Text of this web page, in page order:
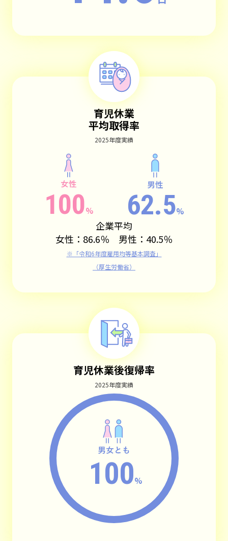
育児休業
平均取得率
2025年度実績
100% 62.5%
企業平均
女性：86.6％ 男性：40.5％
※「令和6年度雇用均等基本調査」
（厚生労働省）
育児休業後復帰率
2025年度実績
100%